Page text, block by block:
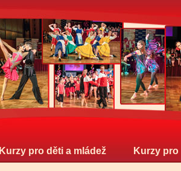
Kurzy pro děti a mládež Kurzy